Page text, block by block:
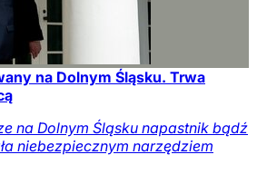
na Dolnym Śląsku. Trwa
na Dolnym Śląsku napastnik bądź
niebezpiecznym narzędziem